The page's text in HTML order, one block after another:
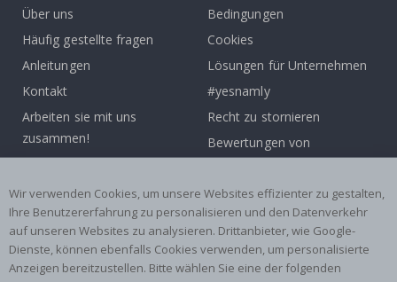
Über uns
Häufig gestellte fragen
Anleitungen
Kontakt
Arbeiten sie mit uns
zusammen!
Inspiration
Bedingungen
Cookies
Lösungen für Unternehmen
#yesnamly
Recht zu stornieren
Bewertungen von
zufriedenen kunden
Beliebte Kategorien
Namensaufkleber
Wandtattoos
Fliesenaufkleber
Poster
Wir verwenden Cookies, um unsere Websites effizienter zu gestalten,
Ihre Benutzererfahrung zu personalisieren und den Datenverkehr
auf unseren Websites zu analysieren. Drittanbieter, wie Google-
Dienste, können ebenfalls Cookies verwenden, um personalisierte
Anzeigen bereitzustellen. Bitte wählen Sie eine der folgenden